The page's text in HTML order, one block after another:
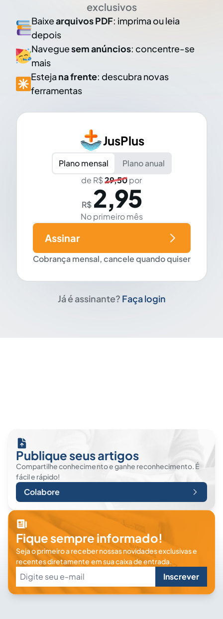
exclusivos
Baixearquivos PDF: imprima ou leia
depois
Naveguesem anúncios: concentre-se
mais
Esteja na frente: descubra novas
ferramentas
JusPlus
Plano mensal
Plano anual
de R$29,50por
R$ 2,95
No primeiro mês
Cobrança mensal, cancele quando quiser
Assinar
Já é assinante? Faça login
Publique seus artigos
Compartilhe conhecimento e ganhe reconhecimento. É
fácil e rápido!
Colabore
Fique sempre informado!
Seja o primeiro a receber nossas novidades exclusivas e
recentes diretamente em sua caixa de entrada.
Inscrever